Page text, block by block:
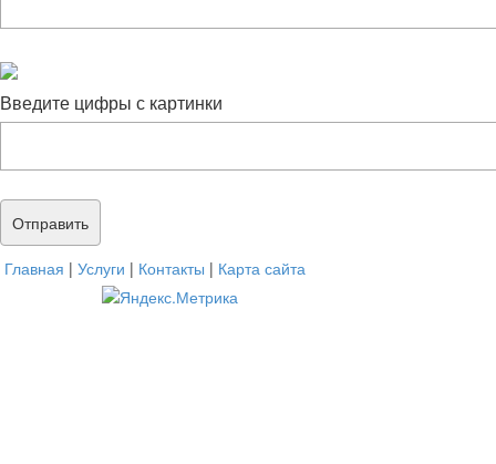
Введите цифры с картинки
Главная | Услуги | Контакты | Карта сайта